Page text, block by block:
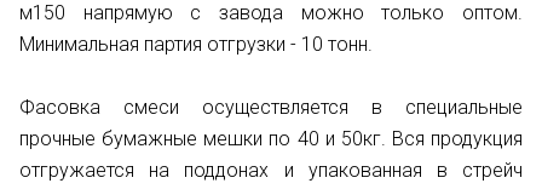
м150 напрямую с завода можно только оптом.
Минимальная партия отгрузки - 10 тонн.
Фасовка смеси осуществляется в специальные
прочные бумажные мешки по 40 и 50кг. Вся продукция
отгружается на поддонах и упакованная в стрейч